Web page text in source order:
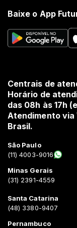
Baixe o App
Centrais de
Horário de
das 08h às 17h
Atendimento
Brasil.
São Paulo
(11) 4003-9016
Minas Gerais
(31) 2391-4559
Santa Catarina
(48) 3380-9407
Pernambuco